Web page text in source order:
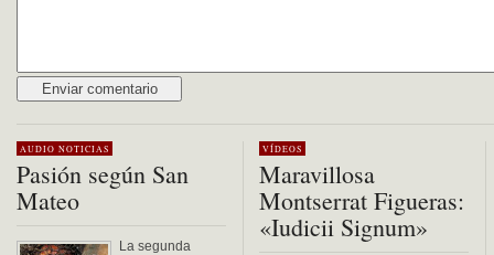
AUDIO NOTICIAS
Pasión según San
Mateo
La segunda
VÍDEOS
Maravillosa
Montserrat Figueras:
«Iudicii Signum»